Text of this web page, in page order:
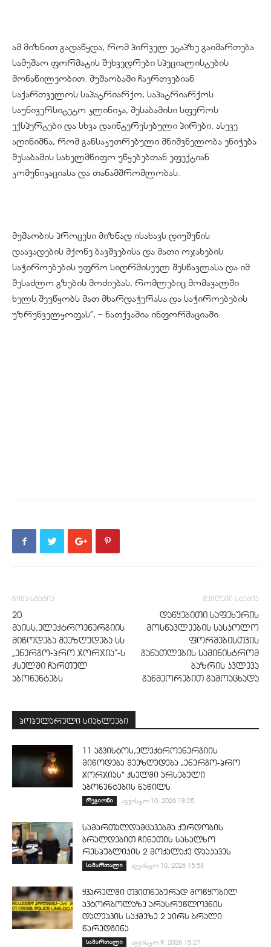
ამ მიზნით გადაწყდა, რომ პირველ ეტაპზე გაიმართება
სამუშაო ფორმატის შეხვედრები სპეციალისტების
მონაწილეობით. მუშაობაში ჩაერთვებიან
საქართველოს საპატრიარქო, საპატრიარქოს
საუნივერსიტეტო კლინიკა, შესაბამისი სფეროს
ექსპერტები და სხვა დაინტერესებული პირები. ასევე
აღინიშნა, რომ განსაკუთრებული მნიშვნელობა ენიჭება
შესაბამის სახელმწიფო უწყებებთან ეფექტიან
კომუნიკაციასა და თანამშრომლობას.
მუშაობის პროცესი მიზნად ისახავს დიუშენის
დაავადების მქონე ბავშვებისა და მათი ოჯახების
საჭიროებების უფრო სიღრმისეულ შესწავლასა და იმ
შესაძლო გზების მოძიებას, რომლებიც მომავალში
ხელს შეუწყობს მათ მხარდაჭერასა და საჭიროებების
უზრუნველყოფას”, – ნათქვამია ინფორმაციაში.
წინა სტატია
20
მაისს,ელექტროენერგიის
მიწოდება შეეზღუდება სს
„ენერგო-პრო ჯორჯია“-ს
ქსელში ჩართულ
აბონენტებს
შემდეგი სტატია
დაწყებითი საფეხურის
მოსწავლეების სასკოლო
ფორმებისთვის
განათლების სამინისტრომ
ბაზრის კვლევა
განმეორებით გამოაცხადა
პოპულარული სიახლეები
11 აგვისტოს,ელექტროენერგიის
მიწოდება შეეზღუდება „ენერგო-პრო
ჯორჯიას“ ქსელში არსებული
აბონენტების ნაწილს
რეგიონი აგვისტო 10, 2026 18:05
სამართალდამცავებმა ქურდობის
ბრალდებით ჩინეთის სახალხო
რესპუბლიკის 2 მოქალაქე დააკავეს
სამართალი აგვისტო 10, 2026 15:58
ყვარელში თვითნებურად მოწყობილ
ავტორბოლაზე არასრუწლოვნის
დაღუპვის საქმეზე 2 პირს ბრალი
წარედგინა
სამართალი აგვისტო 9, 2026 15:27